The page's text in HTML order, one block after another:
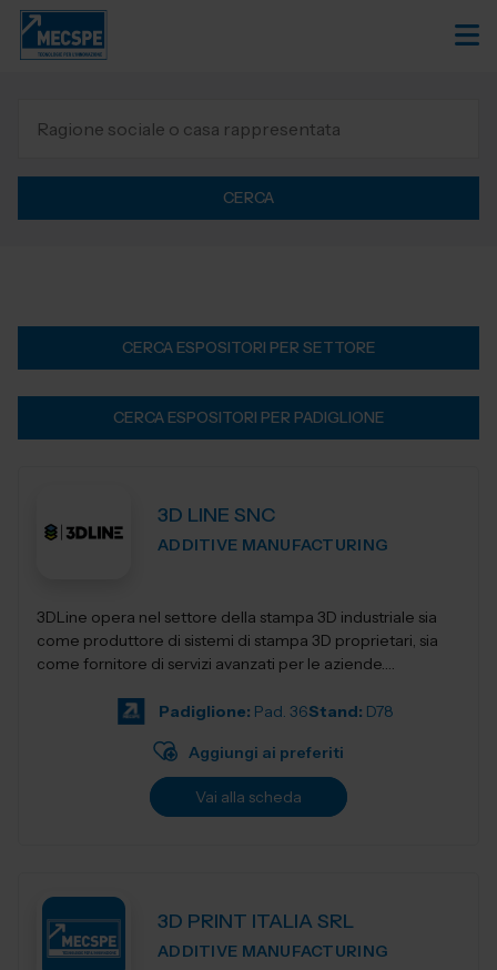
CERCA
CERCA ESPOSITORI PER SETTORE
CERCA ESPOSITORI PER PADIGLIONE
3D LINE SNC
ADDITIVE MANUFACTURING
3DLine opera nel settore della stampa 3D industriale sia
come produttore di sistemi di stampa 3D proprietari, sia
come fornitore di servizi avanzati per le aziende.
Padiglione: Pad. 36Stand: D78
Aggiungi ai preferiti
Vai alla scheda
3D PRINT ITALIA SRL
ADDITIVE MANUFACTURING